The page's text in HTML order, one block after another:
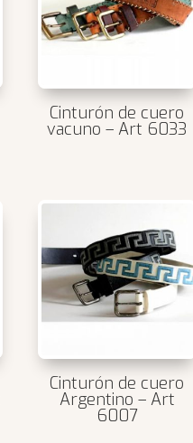
Cinturón de cuero
vacuno – Art 6033
Cinturón de cuero
Argentino – Art
6007